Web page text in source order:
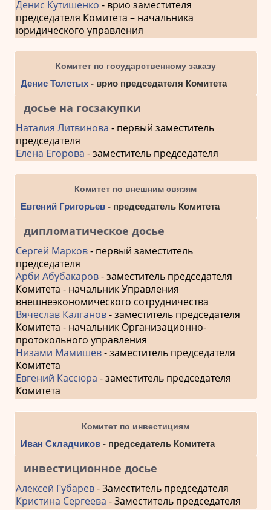
Денис Кутишенко - врио заместителя
председателя Комитета – начальника
юридического управления
Комитет по государственному заказу
Денис Толстых- врио председателя Комитета
досье на госзакупки
Наталия Литвинова - первый заместитель
председателя
Елена Егорова - заместитель председателя
Комитет по внешним связям
Евгений Григорьев- председатель Комитета
дипломатическое досье
Сергей Марков- первый заместитель
председателя
Арби Абубакаров- заместитель председателя
Комитета - начальник Управления
внешнеэкономического сотрудничества
Вячеслав Калганов- заместитель председателя
Комитета - начальник Организационно-
протокольного управления
Низами Мамишев- заместитель председателя
Комитета
Евгений Кассюра - заместитель председателя
Комитета
Комитет по инвестициям
Иван Складчиков- председатель Комитета
инвестиционное досье
Алексей Губарев- Заместитель председателя
Кристина Сергеева - Заместитель председателя